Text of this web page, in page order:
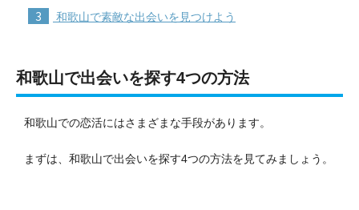
3 和歌山で素敵な出会いを見つけよう
和歌山で出会いを探す4つの方法
和歌山での恋活にはさまざまな手段があります。
まずは、和歌山で出会いを探す4つの方法を見てみましょう。